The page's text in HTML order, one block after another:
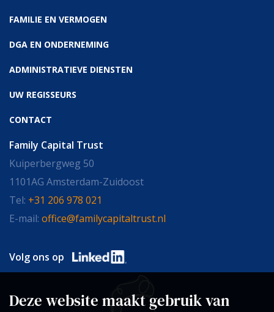
FAMILIE EN VERMOGEN
DGA EN ONDERNEMING
ADMINISTRATIEVE DIENSTEN
UW REGISSEURS
CONTACT
Family Capital Trust
Kuiperbergweg 50
1101AG Amsterdam-Zuidoost
Tel: +31 206 978 021
E-mail: office@familycapitaltrust.nl
Volg ons op
Deze website maakt gebruik van